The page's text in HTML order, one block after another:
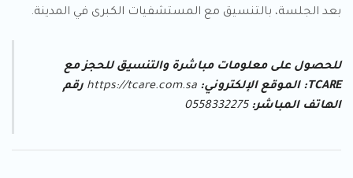
بعد الجلسة، بالتنسيق مع المستشفيات الكبرى في المدينة.
للحصول على معلومات مباشرة والتنسيق للحجز مع
TCARE:
الموقع الإلكتروني: https://tcare.com.sa رقم
الهاتف المباشر: 0558332275